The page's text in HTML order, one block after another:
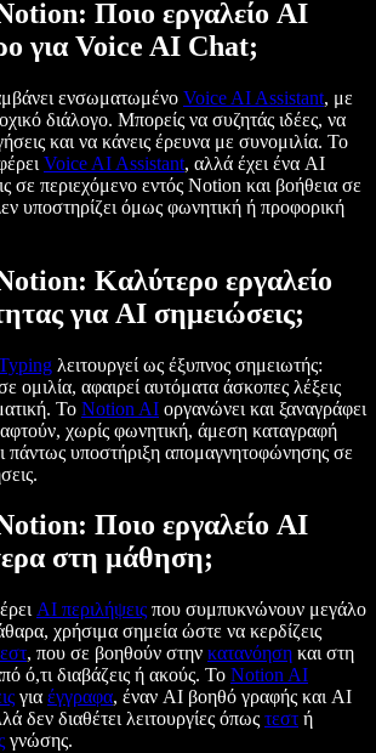
Ποιο εργαλείο AI
για Voice AI Chat;
ενσωματωμένο Voice AI Assistant, με
διάλογο. Μπορείς να συζητάς ιδέες, να
και να κάνεις έρευνα με συνομιλία. Το
Voice AI Assistant, αλλά έχει ένα AI
σε περιεχόμενο εντός Notion και βοήθεια σε
υποστηρίζει όμως φωνητική ή προφορική
Καλύτερο εργαλείο
για AI σημειώσεις;
λειτουργεί ως έξυπνος σημειωτής:
ομιλία, αφαιρεί αυτόματα άσκοπες λέξεις
Το Notion AI οργανώνει και ξαναγράφει
χωρίς φωνητική, άμεση καταγραφή
πάντως υποστήριξη απομαγνητοφώνησης σε
Ποιο εργαλείο AI
στη μάθηση;
AI περιλήψεις που συμπυκνώνουν μεγάλο
χρήσιμα σημεία ώστε να κερδίζεις
, που σε βοηθούν στην κατανόηση και στη
ό,τι διαβάζεις ή ακούς. Το Notion AI
για έγγραφα, έναν AI βοηθό γραφής και AI
δεν διαθέτει λειτουργίες όπως τεστ ή
γνώσης.